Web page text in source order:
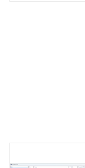
MKP pro
Navrhujte a
CBFEM, v
integrované v